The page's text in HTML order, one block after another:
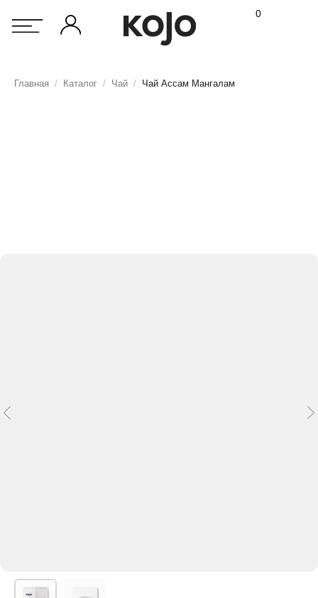
Главная / Каталог / Чай / Чай Ассам Мангалам